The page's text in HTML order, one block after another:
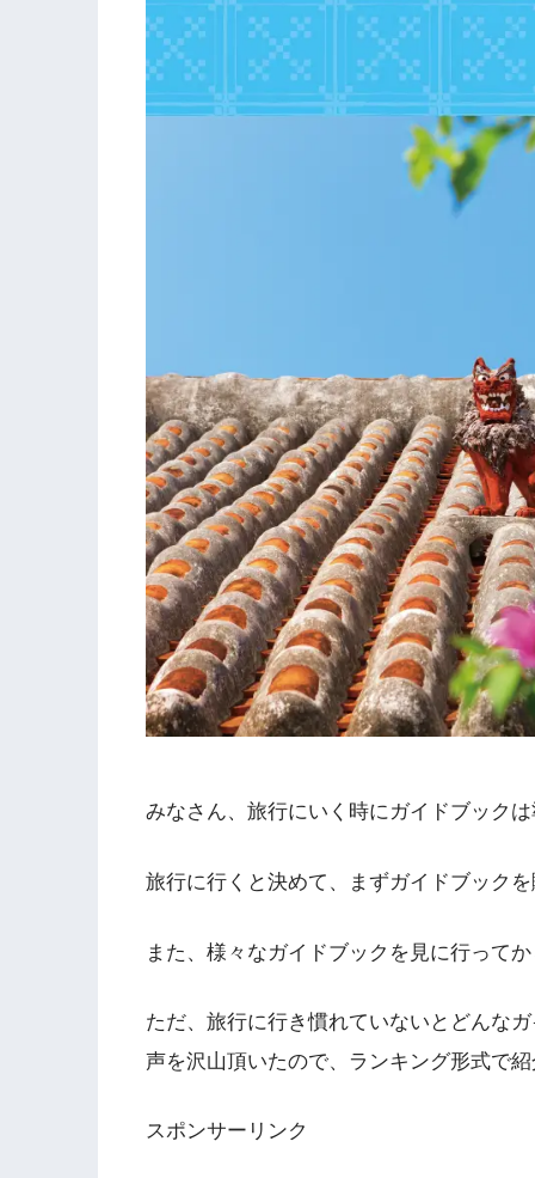
みなさん、旅行にいく時にガイドブック
旅行に行くと決めて、まずガイドブック
また、様々なガイドブックを見に行って
ただ、旅行に行き慣れていないとどんな
声を沢山頂いたので、ランキング形式で
スポンサーリンク